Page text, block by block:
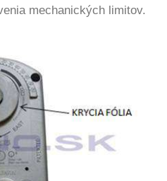
mechanických limitov.